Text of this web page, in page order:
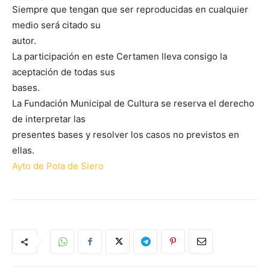
Siempre que tengan que ser reproducidas en cualquier
medio será citado su
autor.
La participación en este Certamen lleva consigo la
aceptación de todas sus
bases.
La Fundación Municipal de Cultura se reserva el derecho
de interpretar las
presentes bases y resolver los casos no previstos en
ellas.
Ayto de Pola de Siero